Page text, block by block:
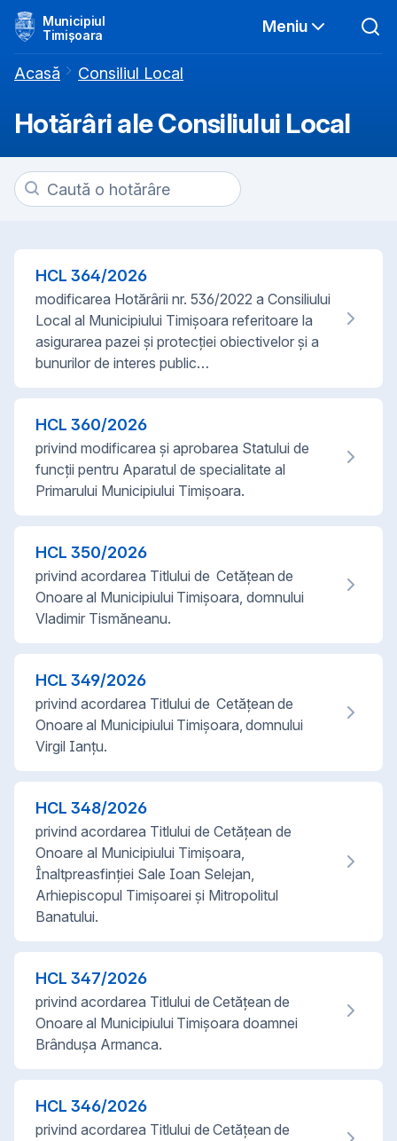
Municipiul
Timișoara
Meniu
Acasă Consiliul Local
Hotărâri ale Consiliului Local
HCL 364/2026
modificarea Hotărârii nr. 536/2022 a Consiliului
Local al Municipiului Timișoara referitoare la
asigurarea pazei și protecției obiectivelor și a
bunurilor de interes public…
HCL 360/2026
privind modificarea şi aprobarea Statului de
funcţii pentru Aparatul de specialitate al
Primarului Municipiului Timişoara.
HCL 350/2026
privind acordarea Titlului de Cetățean de
Onoare al Municipiului Timișoara, domnului
Vladimir Tismăneanu.
HCL 349/2026
privind acordarea Titlului de Cetățean de
Onoare al Municipiului Timișoara, domnului
Virgil Ianţu.
HCL 348/2026
privind acordarea Titlului de Cetățean de
Onoare al Municipiului Timișoara,
Înaltpreasfinţiei Sale Ioan Selejan,
Arhiepiscopul Timişoarei şi Mitropolitul
Banatului.
HCL 347/2026
privind acordarea Titlului de Cetățean de
Onoare al Municipiului Timișoara doamnei
Brânduşa Armanca.
HCL 346/2026
privind acordarea Titlului de Cetățean de